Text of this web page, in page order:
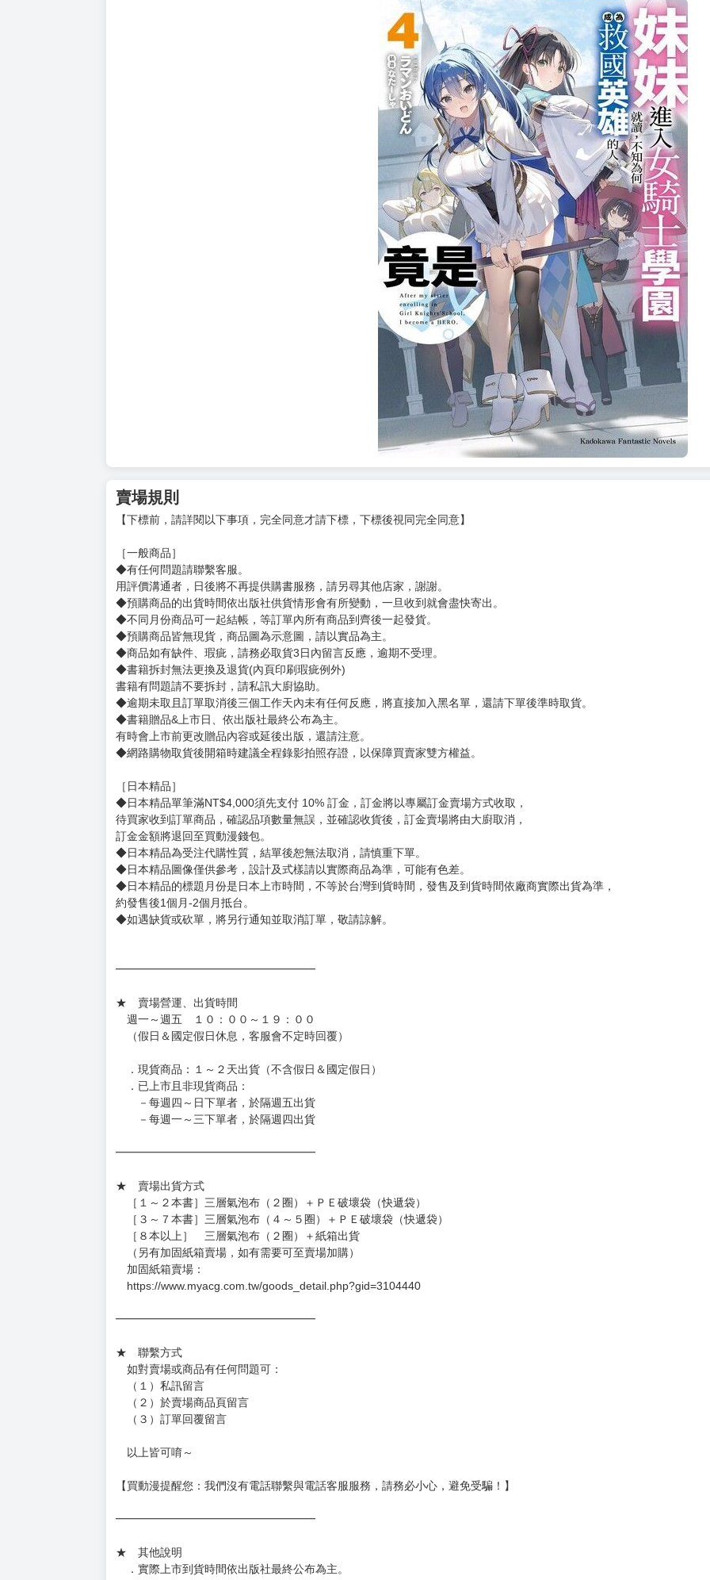
從貌似拯救全大陸的旅途歸來後，等待著我的竟然是妹妹鈴葉面臨退學危機！
為了跟著我到處跑導致出席天數不足的鈴葉，於是設立女騎士學園分校。
一位來自異國，帶著妖刀的武士少女──椿來到了這裡。
為了不太了解這個國家的椿，我從旁輔助她熟悉學園生活，
賣場規則
【下標前，請詳閱以下事項，完全同意才請下標，下標後視同完全同意】
［一般商品］
◆有任何問題請聯繫客服。
用評價溝通者，日後將不再提供購書服務，請另尋其他店家，謝謝。
◆不同月份商品可一起結帳，等訂單內所有商品到齊後一起發貨。
◆預購商品皆無現貨，商品圖為示意圖，請以實品為主。
◆商品如有缺件、瑕疵，請務必取貨3日內留言反應，逾期不受理。
◆書籍拆封無法更換及退貨(內頁印刷瑕疵例外)
書籍有問題請不要拆封，請私訊大廚協助。
◆逾期未取且訂單取消後三個工作天內未有任何反應，將直接加入黑名單，還請下單後準時取貨。
◆書籍贈品&上市日、依出版社最終公布為主。
有時會上市前更改贈品內容或延後出版，還請注意。
◆網路購物取貨後開箱時建議全程錄影拍照存證，以保障買賣家雙方權益。
訂金金額將退回至買動漫錢包。
◆日本精品為受注代購性質，結單後恕無法取消，請慎重下單。
◆日本精品圖像僅供參考，設計及式樣請以實際商品為準，可能有色差。
約發售後1個月-2個月抵台。
◆如遇缺貨或砍單，將另行通知並取消訂單，敬請諒解。
週一～週五 １０：００～１９：００
（假日＆國定假日休息，客服會不定時回覆）
．現貨商品：１～２天出貨（不含假日＆國定假日）
．已上市且非現貨商品：
－每週四～日下單者，於隔週五出貨
－每週一～三下單者，於隔週四出貨
★ 賣場出貨方式
［１～２本書］三層氣泡布（２圈）＋ＰＥ破壞袋（快遞袋）
［３～７本書］三層氣泡布（４～５圈）＋ＰＥ破壞袋（快遞袋）
［８本以上］ 三層氣泡布（２圈）＋紙箱出貨
（另有加固紙箱賣場，如有需要可至賣場加購）
https://www.myacg.com.tw/goods_detail.php?gid=3104440
━━━━━━━━━━━━━━━━━━
（１）私訊留言
（２）於賣場商品頁留言